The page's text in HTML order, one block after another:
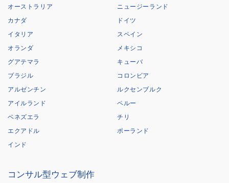
オーストラリア
ニュージーランド
カナダ
ドイツ
イタリア
スペイン
オランダ
メキシコ
グアテマラ
キューバ
ブラジル
コロンビア
アルゼンチン
ルクセンブルク
アイルランド
ペルー
ベネズエラ
チリ
エクアドル
ポーランド
インド
コンサル型ウェブ制作